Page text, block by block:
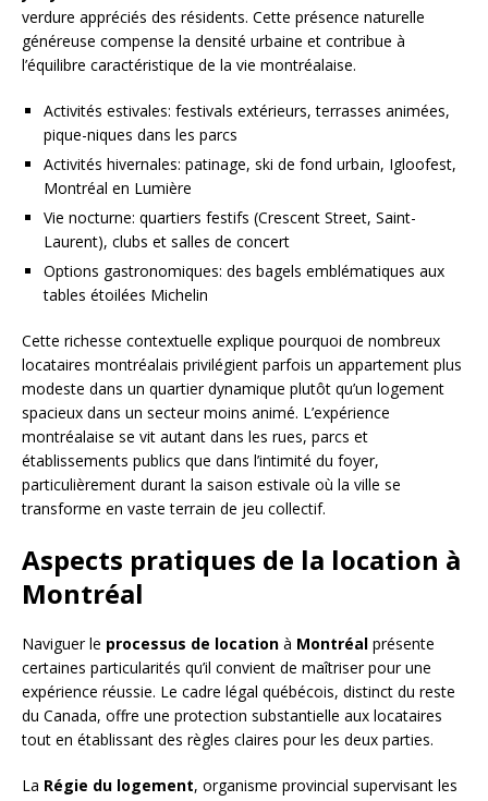
verdure appréciés des résidents. Cette présence naturelle
généreuse compense la densité urbaine et contribue à
l’équilibre caractéristique de la vie montréalaise.
Activités estivales: festivals extérieurs, terrasses animées,
pique-niques dans les parcs
Activités hivernales: patinage, ski de fond urbain, Igloofest,
Montréal en Lumière
Vie nocturne: quartiers festifs (Crescent Street, Saint-
Laurent), clubs et salles de concert
Options gastronomiques: des bagels emblématiques aux
tables étoilées Michelin
Cette richesse contextuelle explique pourquoi de nombreux
locataires montréalais privilégient parfois un appartement plus
modeste dans un quartier dynamique plutôt qu’un logement
spacieux dans un secteur moins animé. L’expérience
montréalaise se vit autant dans les rues, parcs et
établissements publics que dans l’intimité du foyer,
particulièrement durant la saison estivale où la ville se
transforme en vaste terrain de jeu collectif.
Aspects pratiques de la location à
Montréal
Naviguer le processus de location à Montréal présente
certaines particularités qu’il convient de maîtriser pour une
expérience réussie. Le cadre légal québécois, distinct du reste
du Canada, offre une protection substantielle aux locataires
tout en établissant des règles claires pour les deux parties.
La Régie du logement, organisme provincial supervisant les